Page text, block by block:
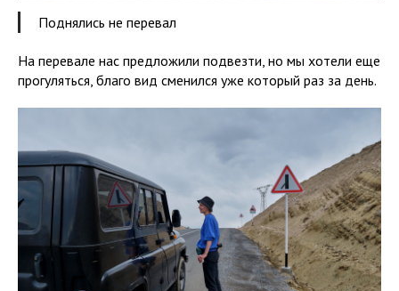
Поднялись не перевал
На перевале нас предложили подвезти, но мы хотели еще
прогуляться, благо вид сменился уже который раз за день.